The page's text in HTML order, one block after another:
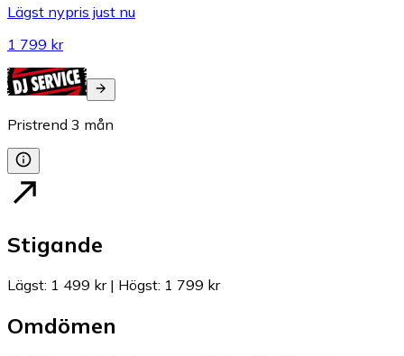
Lägst nypris just nu
1 799 kr
Pristrend 3 mån
Stigande
Lägst: 1 499 kr| Högst: 1 799 kr
Omdömen